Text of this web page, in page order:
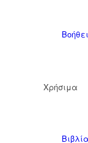
Χρήσιμα
Βιβλία